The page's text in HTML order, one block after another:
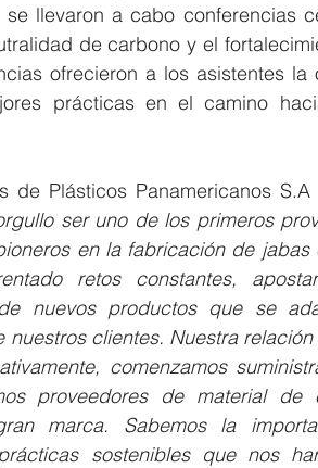
llevaron a cabo conferencias
de carbono y el
ofrecieron a los asistentes la
prácticas en el camino
Plásticos Panamericanos S.A
ser uno de los primeros
en la fabricación de jabas
retos constantes,
nuevos productos que se
clientes. Nuestra
comenzamos
proveedores de material de
marca. Sabemos la
sostenibles que nos